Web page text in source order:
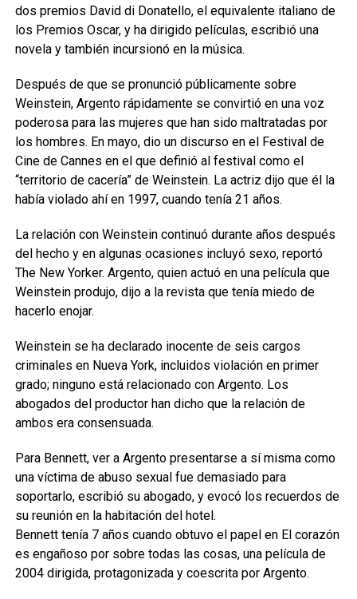
dos premios David di Donatello, el equivalente italiano de
los Premios Oscar, y ha dirigido películas, escribió una
novela y también incursionó en la música.
Después de que se pronunció públicamente sobre
Weinstein, Argento rápidamente se convirtió en una voz
poderosa para las mujeres que han sido maltratadas por
los hombres. En mayo, dio un discurso en el Festival de
Cine de Cannes en el que definió al festival como el
“territorio de cacería” de Weinstein. La actriz dijo que él la
había violado ahí en 1997, cuando tenía 21 años.
La relación con Weinstein continuó durante años después
del hecho y en algunas ocasiones incluyó sexo, reportó
The New Yorker. Argento, quien actuó en una película que
Weinstein produjo, dijo a la revista que tenía miedo de
hacerlo enojar.
Weinstein se ha declarado inocente de seis cargos
criminales en Nueva York, incluidos violación en primer
grado; ninguno está relacionado con Argento. Los
abogados del productor han dicho que la relación de
ambos era consensuada.
Para Bennett, ver a Argento presentarse a sí misma como
una víctima de abuso sexual fue demasiado para
soportarlo, escribió su abogado, y evocó los recuerdos de
su reunión en la habitación del hotel.
Bennett tenía 7 años cuando obtuvo el papel en El corazón
es engañoso por sobre todas las cosas, una película de
2004 dirigida, protagonizada y coescrita por Argento.